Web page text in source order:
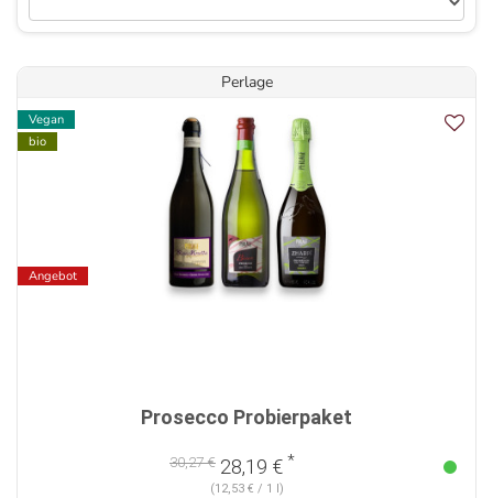
Perlage
Vegan
bio
Angebot
Prosecco Probierpaket
30,27 € 28,19 € *
(12,53 € / 1 l)